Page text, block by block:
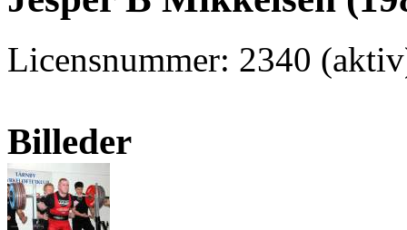
Licensnummer: 2340
Billeder